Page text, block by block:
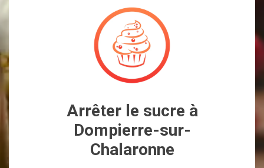
Arrêter le sucre à
Dompierre-sur-
Chalaronne